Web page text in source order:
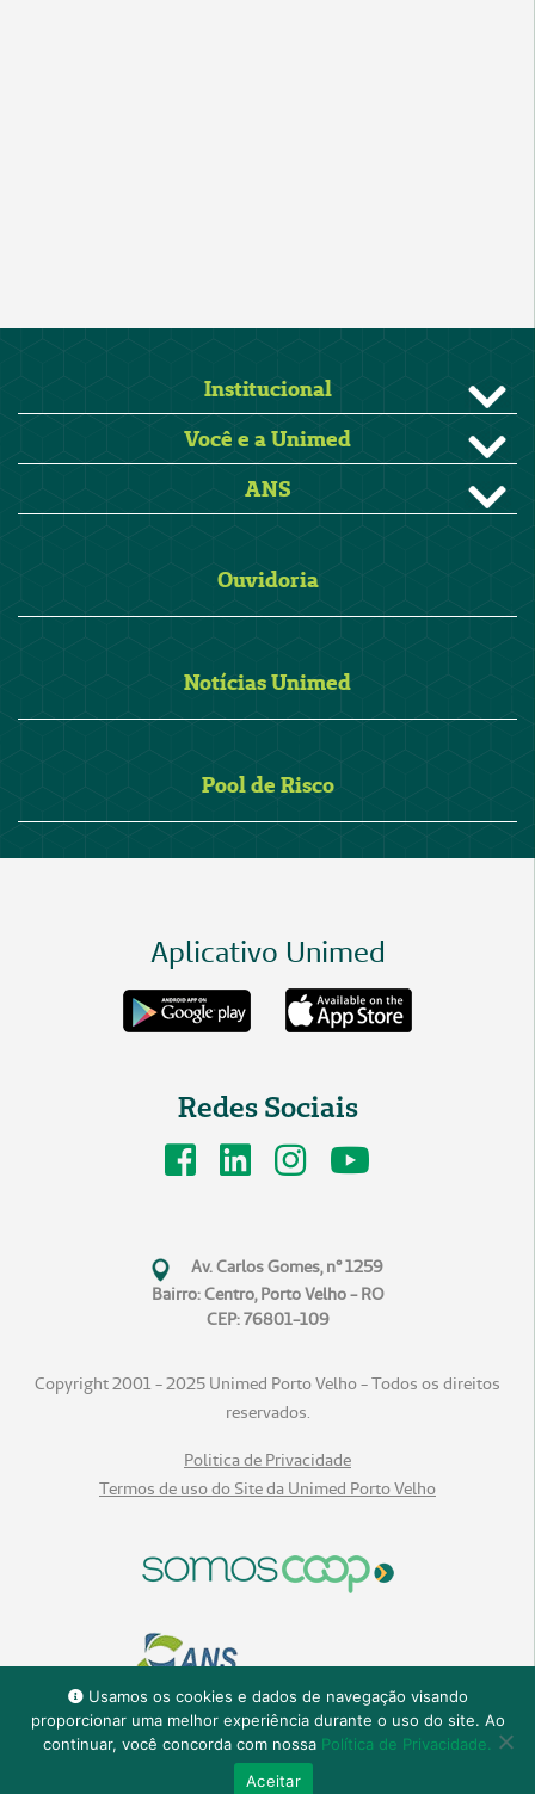
Usamos os cookies e dados de navegação visando
proporcionar uma melhor experiência durante o uso do site. Ao
continuar, você concorda com nossa Política de Privacidade.
Aceitar
Institucional
Você e a Unimed
ANS
Ouvidoria
Notícias Unimed
Pool de Risco
Aplicativo Unimed
Redes Sociais
Av. Carlos Gomes, n° 1259
Bairro: Centro, Porto Velho - RO
CEP: 76801-109
Copyright 2001 - 2025 Unimed Porto Velho - Todos os direitos
reservados.
Politica de Privacidade
Termos de uso do Site da Unimed Porto Velho